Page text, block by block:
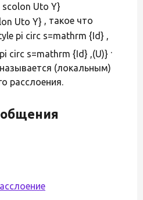
Uto Y}
, такое что
pi circ s=mathrm {Id} ,
.
(локальным)
расслоения.